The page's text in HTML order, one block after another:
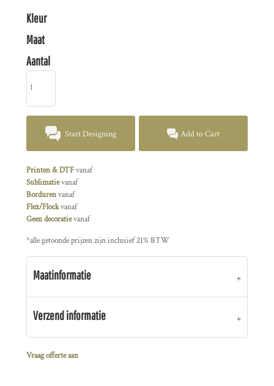
Kleur
Maat
Aantal
Start Designing Add to Cart
Printen & DTFvanaf
Sublimatievanaf
Bordurenvanaf
Flex/Flockvanaf
Geen decoratievanaf
*alle getoonde prijzen zijn inclusief 21% BTW
Maatinformatie
Verzend informatie
Vraag offerte aan